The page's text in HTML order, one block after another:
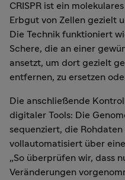
CRISPR ist ein
Erbgut von Zellen gezielt
Die Technik funktioniert
Schere, die an einer
ansetzt, um dort gezielt
entfernen, zu ersetzen
Die anschließende
digitaler Tools: Die
sequenziert, die
vollautomatisiert über
„So überprüfen wir, dass
Veränderungen